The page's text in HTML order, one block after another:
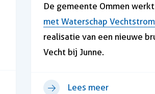
De gemeente Ommen
met Waterschap
realisatie van een nieuwe
Vecht bij Junne.
Lees meer